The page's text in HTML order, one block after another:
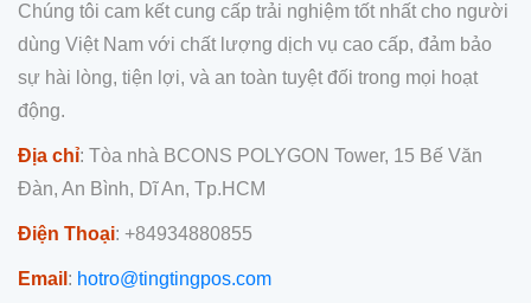
Chúng tôi cam kết cung cấp trải nghiệm tốt nhất cho người
dùng Việt Nam với chất lượng dịch vụ cao cấp, đảm bảo
sự hài lòng, tiện lợi, và an toàn tuyệt đối trong mọi hoạt
động.
Địa chỉ: Tòa nhà BCONS POLYGON Tower, 15 Bế Văn
Đàn, An Bình, Dĩ An, Tp.HCM
Điện Thoại: +84934880855
Email : hotro@tingtingpos.com